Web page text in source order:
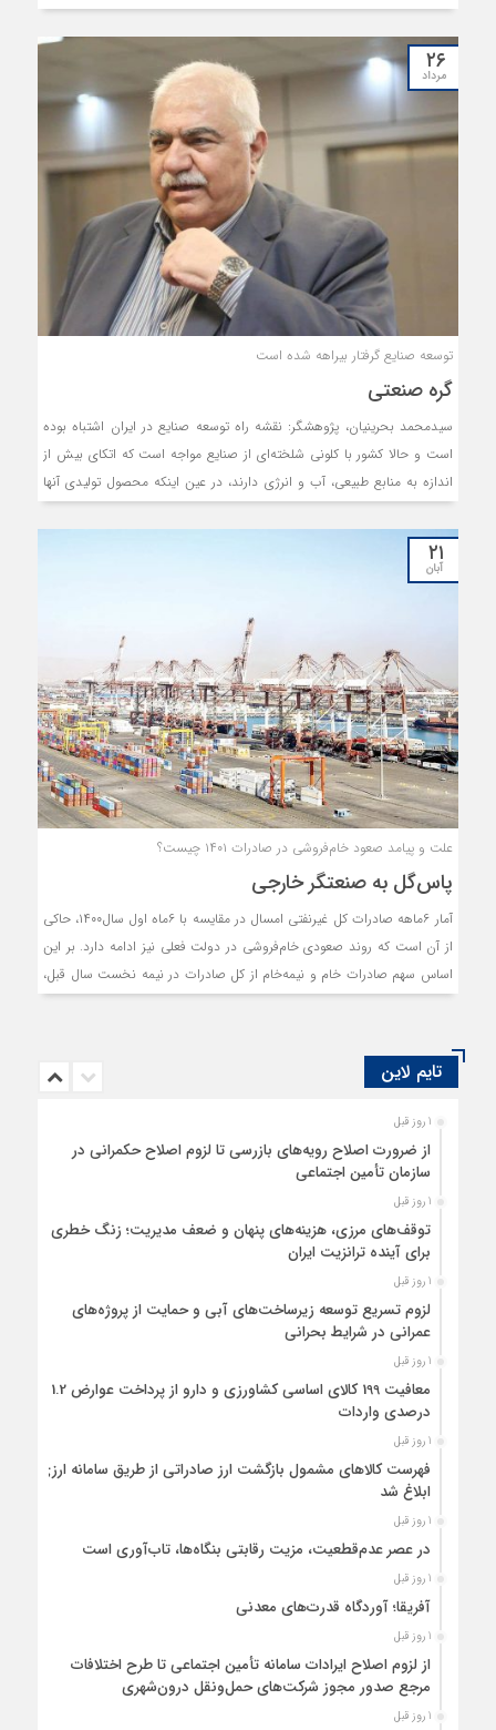
۲۶
مرداد
توسعه صنایع گرفتار بیراهه شده است
گره صنعتی
سیدمحمد بحرینیان، پژوهشگر: نقشه راه توسعه صنایع در ایران اشتباه بوده
است و حالا کشور با کلونی شلخته‌ای از صنایع مواجه است که اتکای بیش از
اندازه به منابع طبیعی، آب و انرژی دارند، در عین اینکه محصول تولیدی آنها
ارزش افزوده بسیار پایینی دارد. خام‌فروشی گسترده و وفور مشاغل مونتاژی با
ارزش پایین سبب شده است که تولید نتواند نقش چندانی در توسعه کشور
بازی کند. گذشته از این، طرح‌های عمرانی کشور به جای آنکه بر زیرساخت‌های
پروژه‌هایی که البته تمام‌نشدنی هم به نظر می‌رسند.
۲۱
آبان
علت و پیامد صعود خام‌فروشی در صادرات ۱۴۰۱ چیست؟
پاس‌گل به صنعتگر خارجی
آمار ۶ماهه صادرات کل غیرنفتی امسال در مقایسه با ۶ماه اول سال۱۴۰۰، حاکی
از آن است که روند صعودی خام‌فروشی در دولت فعلی نیز ادامه دارد. بر این
اساس سهم صادرات خام و نیمه‌خام از کل صادرات در نیمه نخست سال قبل،
۲۵درصد و در نیمه نخست امسال به ۳۰درصد صعود کرده است. این کالاها
تولیدات پیچیده از سوی کشورهای هدف خریداری می‌شوند. از این رو افزایش
صدور کالاهای خام و نیمه‌خام به معنی رونق ارزان‌فروشی و پاس گل به
صنعتگران خارجی است.
تایم لاین
1 روز قبل
از ضرورت اصلاح رویه‌های بازرسی تا لزوم اصلاح حکمرانی در
سازمان تأمین اجتماعی
1 روز قبل
توقف‌های مرزی، هزینه‌های پنهان و ضعف مدیریت؛ زنگ خطری
برای آینده ترانزیت ایران
1 روز قبل
لزوم تسریع توسعه زیرساخت‌های آبی و حمایت از پروژه‌های
عمرانی در شرایط بحرانی
1 روز قبل
معافیت 199 کالای اساسی کشاورزی و دارو از پرداخت عوارض 1.2
درصدی واردات
1 روز قبل
فهرست کالاهای مشمول بازگشت ارز صادراتی از طریق سامانه ارزی
ابلاغ شد
1 روز قبل
در عصر عدم‌قطعیت، مزیت رقابتی بنگاه‌ها، تاب‌آوری است
1 روز قبل
آفریقا؛ آوردگاه قدرت‌های معدنی
1 روز قبل
از لزوم اصلاح ایرادات سامانه تأمین اجتماعی تا طرح اختلافات
مرجع صدور مجوز شرکت‌های حمل‌ونقل درون‌شهری
1 روز قبل